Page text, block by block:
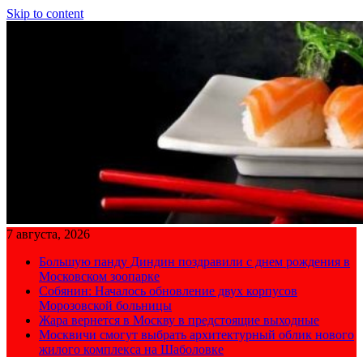
Skip to content
7 августа, 2026
Большую панду Диндин поздравили с днем рождения в
Московском зоопарке
Собянин: Началось обновление двух корпусов
Морозовской больницы
Жара вернется в Москву в предстоящие выходные
Москвичи смогут выбрать архитектурный облик нового
жилого комплекса на Шаболовке